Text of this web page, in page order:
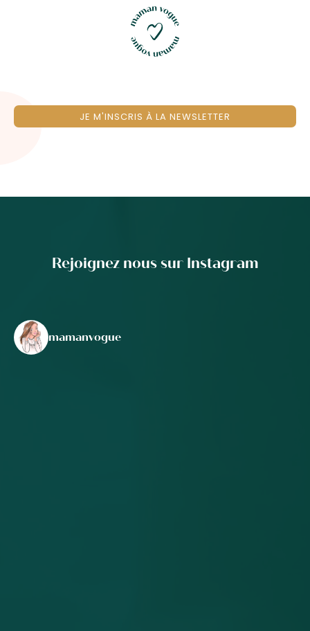
JE M'INSCRIS À LA NEWSLETTER
Rejoignez nous sur Instagram
mamanvogue